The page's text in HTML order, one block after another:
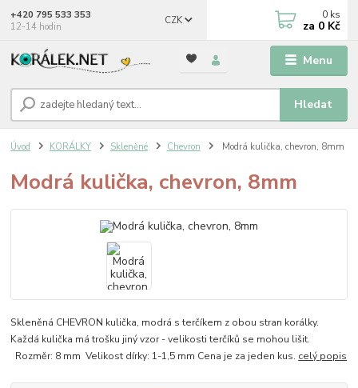
Menu
CZK
Hledat
+420 795 533 353
12-14 hodin
0 ks
za 0 Kč
Úvod KORÁLKY Skleněné Chevron Modrá kulička, chevron, 8mm
Modrá kulička, chevron, 8mm
Skleněná CHEVRON kulička, modrá s terčíkem z obou stran korálky.
Každá kulička má trošku jiný vzor - velikosti terčíků se mohou lišit.
Rozměr: 8 mm Velikost dírky: 1-1,5 mm Cena je za jeden kus. celý popis